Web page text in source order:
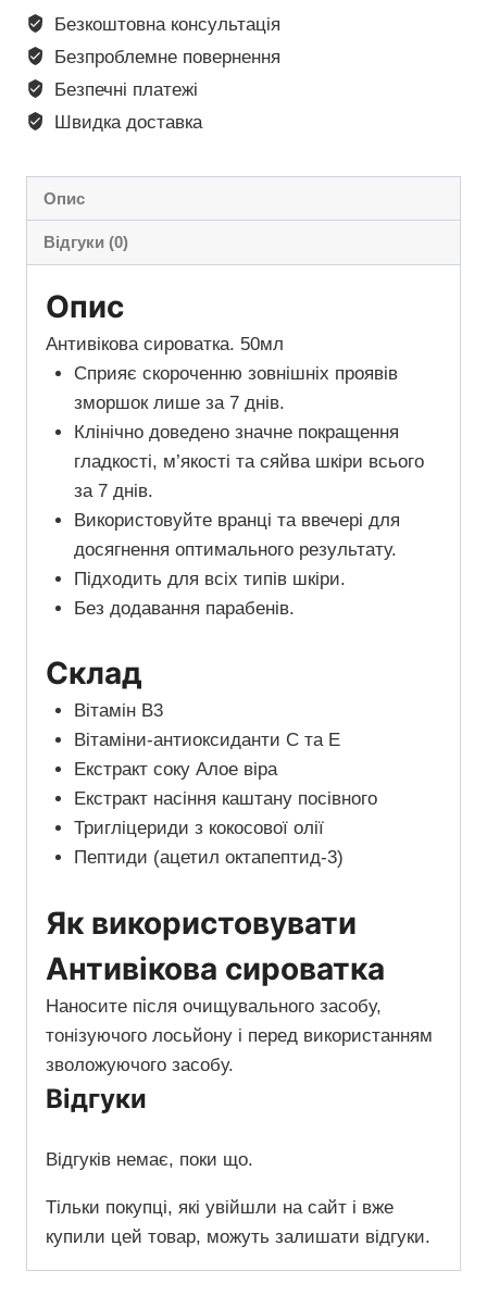
Безкоштовна консультація
Безпроблемне повернення
Безпечні платежі
Швидка доставка
Опис
Відгуки (0)
Опис
Антивікова сироватка. 50мл
Сприяє скороченню зовнішніх проявів
зморшок лише за 7 днів.
Клінічно доведено значне покращення
гладкості, м’якості та сяйва шкіри всього
за 7 днів.
Використовуйте вранці та ввечері для
досягнення оптимального результату.
Підходить для всіх типів шкіри.
Без додавання парабенів.
Склад
Вітамін В3
Вітаміни-антиоксиданти С та Е
Екстракт соку Алое віра
Екстракт насіння каштану посівного
Тригліцериди з кокосової олії
Пептиди (ацетил октапептид-3)
Як використовувати
Антивікова сироватка
Наносите після очищувального засобу,
тонізуючого лосьйону і перед використанням
зволожуючого засобу.
Відгуки
Відгуків немає, поки що.
Тільки покупці, які увійшли на сайт і вже
купили цей товар, можуть залишати відгуки.